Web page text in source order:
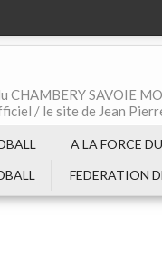
CHAMBERY SAVOIE
/ le site de Jean
A LA FORCE
FEDERATION